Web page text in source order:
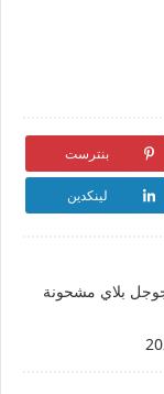
بنترست
لينكدين
بلاي مشحونة